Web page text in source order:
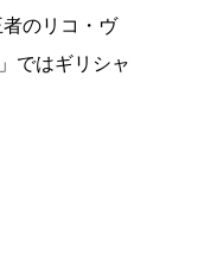
のリコ・ヴ
ではギリシャ